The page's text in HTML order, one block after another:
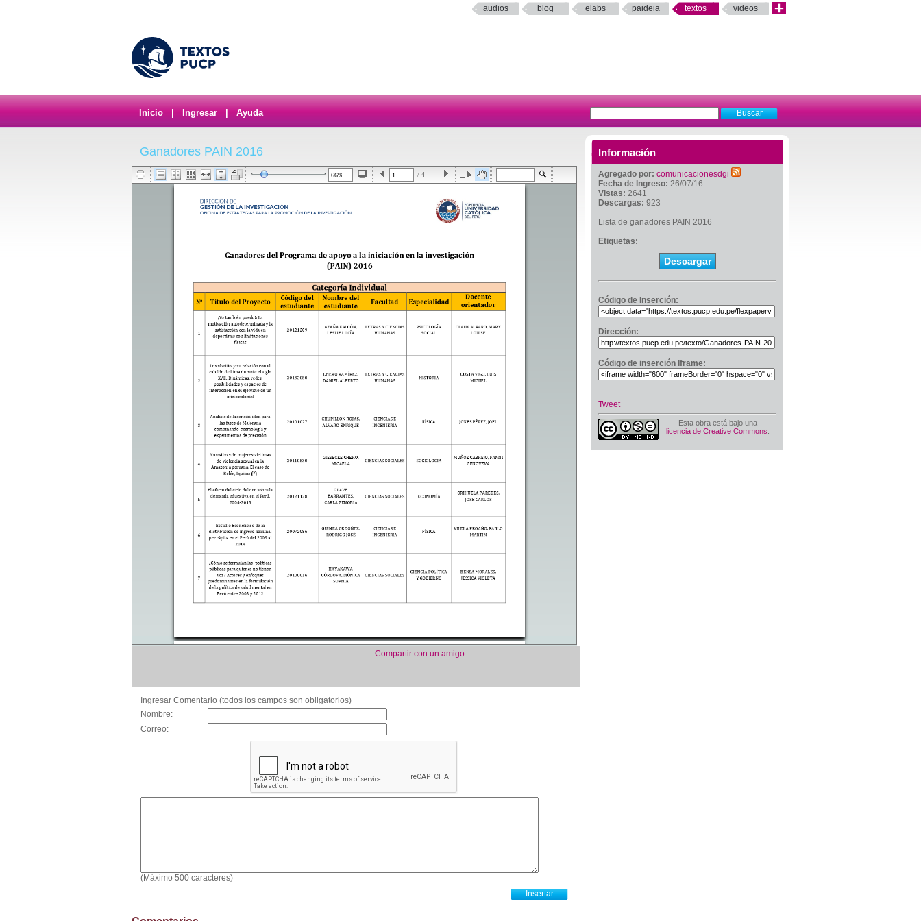
audios blog elabs paideia textos videos
Inicio Ingresar Ayuda
Información
Agregado por: comunicacionesdgi
Fecha de Ingreso: 26/07/16
Vistas: 2641
Descargas: 923
Lista de ganadores PAIN 2016
Etiquetas:
Descargar
Código de Inserción:
Dirección:
Código de inserción Iframe:
Tweet
Esta obra está bajo una
licencia de Creative Commons
Ganadores PAIN 2016
/ 4
Compartir con un amigo
Ingresar Comentario (todos los campos son obligatorios)
Nombre:
Correo:
(Máximo 500 caracteres)